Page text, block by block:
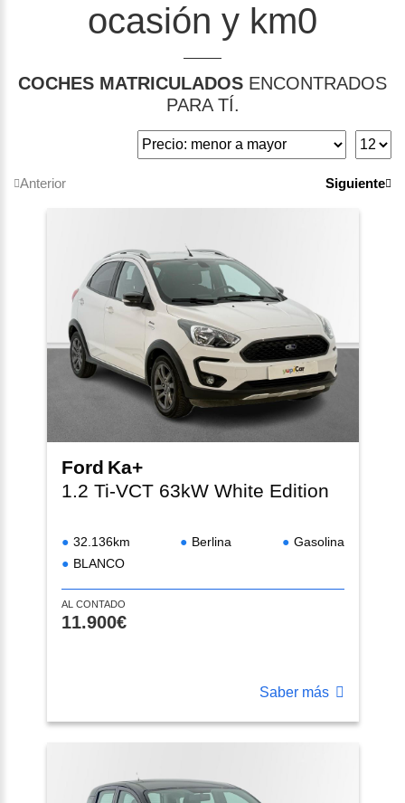
ocasión y km0
COCHES MATRICULADOS ENCONTRADOS
PARA TÍ.
Anterior Siguiente
Ford Ka+
1.2 Ti-VCT 63kW White Edition
32.136km Berlina
Gasolina
BLANCO
AL CONTADO
11.900€
Saber más